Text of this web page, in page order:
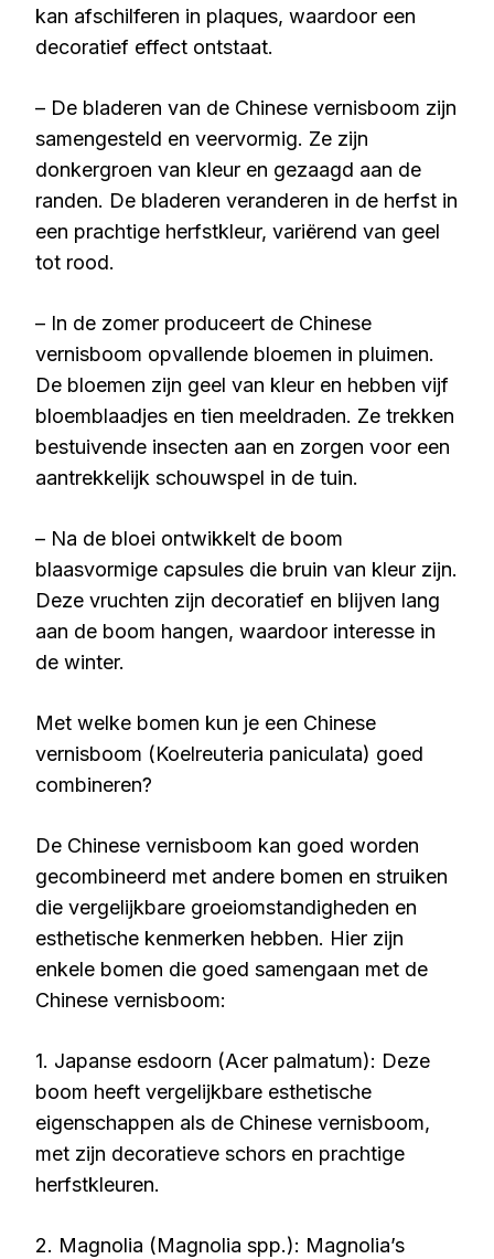
kan afschilferen in plaques, waardoor een
decoratief effect ontstaat.
– De bladeren van de Chinese vernisboom zijn
samengesteld en veervormig. Ze zijn
donkergroen van kleur en gezaagd aan de
randen. De bladeren veranderen in de herfst in
een prachtige herfstkleur, variërend van geel
tot rood.
– In de zomer produceert de Chinese
vernisboom opvallende bloemen in pluimen.
De bloemen zijn geel van kleur en hebben vijf
bloemblaadjes en tien meeldraden. Ze trekken
bestuivende insecten aan en zorgen voor een
aantrekkelijk schouwspel in de tuin.
– Na de bloei ontwikkelt de boom
blaasvormige capsules die bruin van kleur zijn.
Deze vruchten zijn decoratief en blijven lang
aan de boom hangen, waardoor interesse in
de winter.
Met welke bomen kun je een Chinese
vernisboom (Koelreuteria paniculata) goed
combineren?
De Chinese vernisboom kan goed worden
gecombineerd met andere bomen en struiken
die vergelijkbare groeiomstandigheden en
esthetische kenmerken hebben. Hier zijn
enkele bomen die goed samengaan met de
Chinese vernisboom:
1. Japanse esdoorn (Acer palmatum): Deze
boom heeft vergelijkbare esthetische
eigenschappen als de Chinese vernisboom,
met zijn decoratieve schors en prachtige
herfstkleuren.
2. Magnolia (Magnolia spp.): Magnolia’s